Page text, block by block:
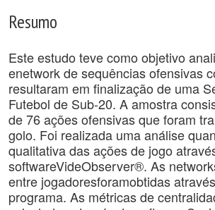
Resumo
Este estudo teve como objetivo
enetwork de sequências ofensivas
resultaram em finalização de uma
Futebol de Sub-20. A amostra
de 76 ações ofensivas que foram
golo. Foi realizada uma análise
qualitativa das ações de jogo
softwareVideObserver®. As
entre jogadoresforamobtidas
programa. As métricas de